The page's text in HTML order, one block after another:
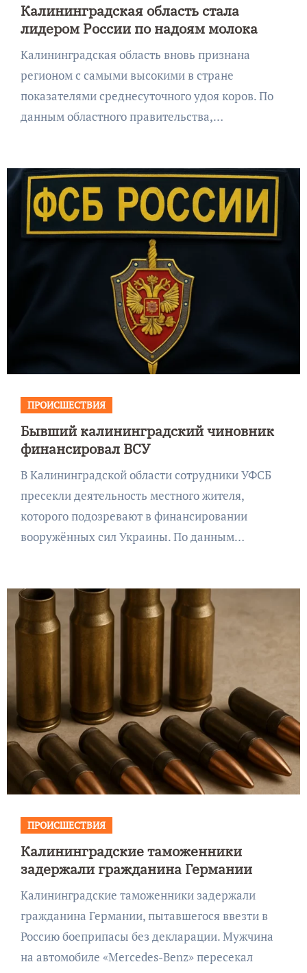
Калининградская область стала
лидером России по надоям молока
Калининградская область вновь признана
регионом с самыми высокими в стране
показателями среднесуточного удоя коров. По
данным областного правительства,…
ПРОИСШЕСТВИЯ
Бывший калининградский чиновник
финансировал ВСУ
В Калининградской области сотрудники УФСБ
пресекли деятельность местного жителя,
которого подозревают в финансировании
вооружённых сил Украины. По данным…
ПРОИСШЕСТВИЯ
Калининградские таможенники
задержали гражданина Германии
Калининградские таможенники задержали
гражданина Германии, пытавшегося ввезти в
Россию боеприпасы без декларации. Мужчина
на автомобиле «Mercedes-Benz» пересекал